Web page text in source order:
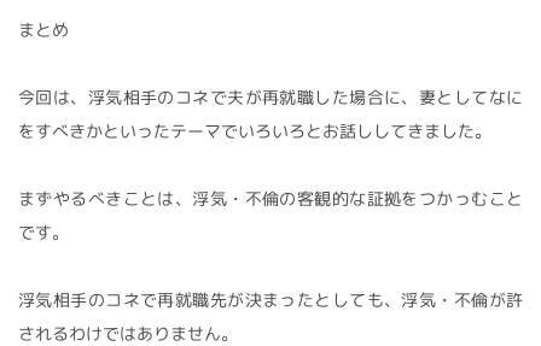
まとめ
今回は、浮気相手のコネで夫が再就職した場合に、妻としてなに
をすべきかといったテーマでいろいろとお話ししてきました。
まずやるべきことは、浮気・不倫の客観的な証拠をつかっむこと
です。
浮気相手のコネで再就職先が決まったとしても、浮気・不倫が許
されるわけではありません。